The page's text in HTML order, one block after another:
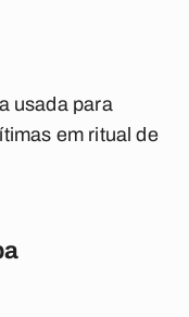
usada para
em ritual de